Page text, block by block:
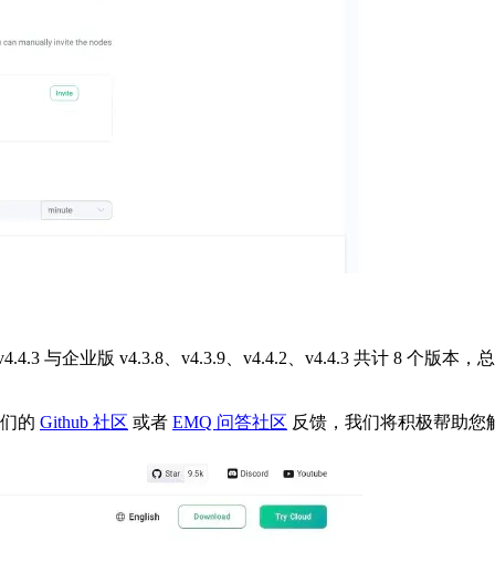
与企业版 v4.3.8、v4.3.9、v4.4.2、v4.4.3 共计 8 个版本
的 Github 社区 或者 EMQ 问答社区 反馈，我们将积极帮助您